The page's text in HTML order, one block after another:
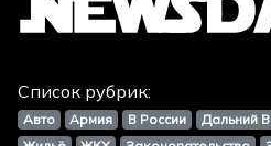
Список рубрик:
Авто Армия В России Дальний